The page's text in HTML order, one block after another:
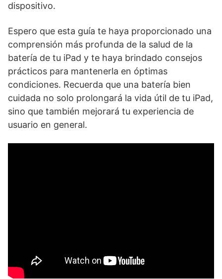
dispositivo.
Espero que esta guía te haya proporcionado una
comprensión más profunda de la salud de la
batería de tu iPad y te haya brindado consejos
prácticos para mantenerla en óptimas
condiciones. Recuerda que una batería bien
cuidada no solo prolongará la vida útil de tu iPad,
sino que también mejorará tu experiencia de
usuario en general.